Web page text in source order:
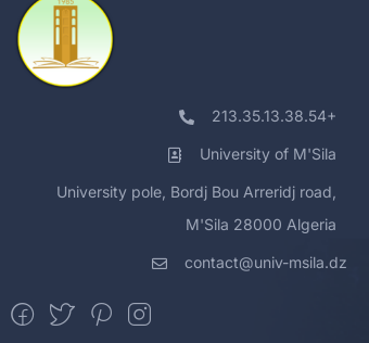
213.35.13.38.54+
University of M'Sila
University pole, Bordj Bou Arreridj road,
M'Sila 28000 Algeria
contact@univ-msila.dz